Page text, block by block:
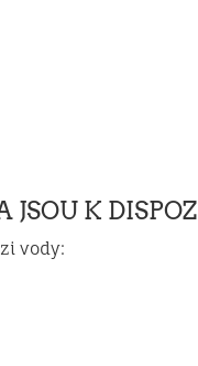
JSOU K
vody: